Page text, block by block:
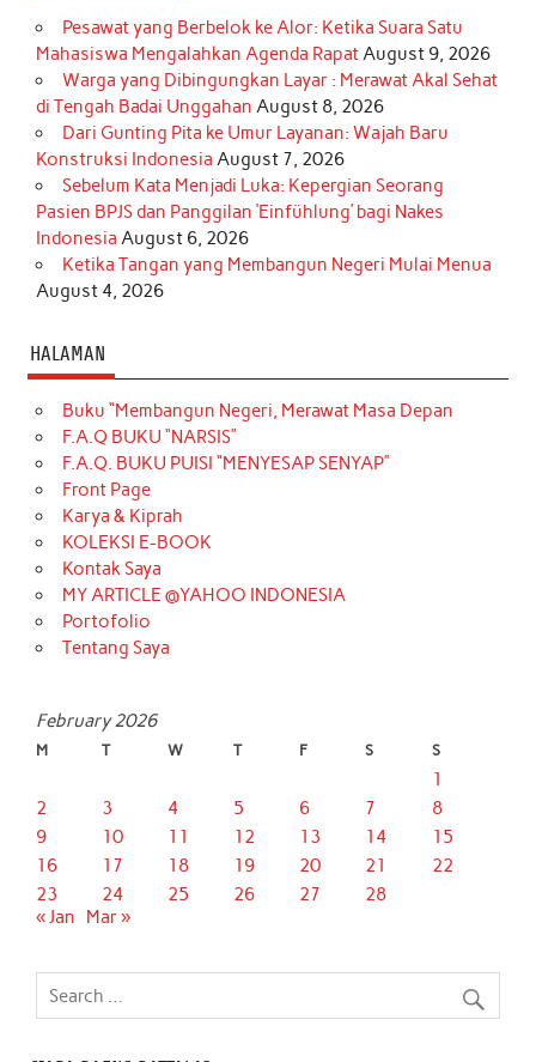
Pesawat yang Berbelok ke Alor: Ketika Suara Satu
Mahasiswa Mengalahkan Agenda RapatAugust 9, 2026
Warga yang Dibingungkan Layar : Merawat Akal Sehat
di Tengah Badai Unggahan August 8, 2026
Dari Gunting Pita ke Umur Layanan: Wajah Baru
Konstruksi Indonesia August 7, 2026
Sebelum Kata Menjadi Luka: Kepergian Seorang
Pasien BPJS dan Panggilan ‘Einfühlung’ bagi Nakes
Indonesia August 6, 2026
Ketika Tangan yang Membangun Negeri Mulai Menua
August 4, 2026
HALAMAN
Buku “Membangun Negeri, Merawat Masa Depan
F.A.Q BUKU “NARSIS”
F.A.Q. BUKU PUISI “MENYESAP SENYAP”
Front Page
Karya & Kiprah
KOLEKSI E-BOOK
Kontak Saya
MY ARTICLE @YAHOO INDONESIA
Portofolio
Tentang Saya
February 2026
M T W T F S S
1
2
3 4 5 6 7
8
9
10 11 12 13 14
15
16
17 18 19 20 21
22
23
24 25 26 27
28
« Jan
Mar »